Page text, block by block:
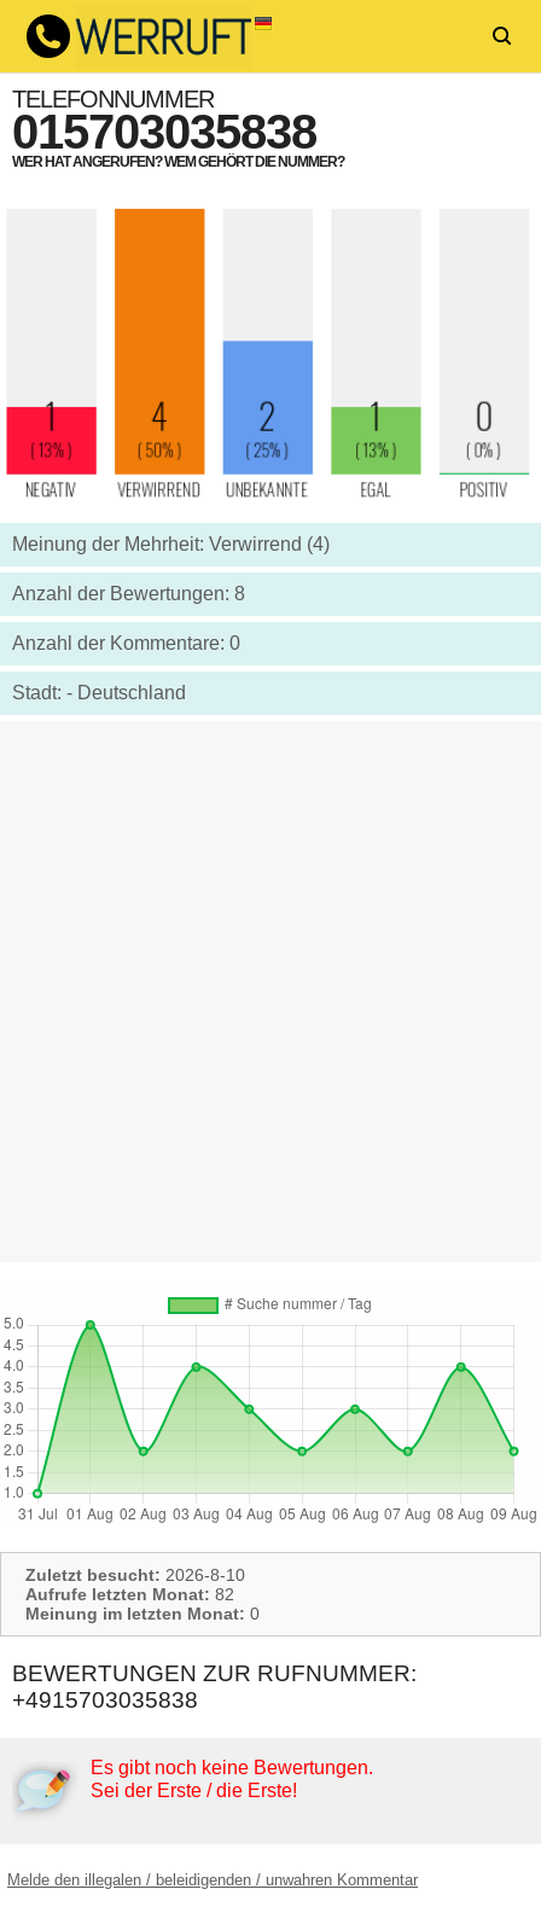
TELEFONNUMMER
015703035838
WER HAT ANGERUFEN? WEM GEHÖRT DIE NUMMER?
Meinung der Mehrheit: Verwirrend (4)
Anzahl der Bewertungen: 8
Anzahl der Kommentare: 0
Stadt: - Deutschland
Zuletzt besucht: 2026-8-10
Aufrufe letzten Monat: 82
Meinung im letzten Monat: 0
BEWERTUNGEN ZUR RUFNUMMER:
+4915703035838
Es gibt noch keine Bewertungen.
Sei der Erste / die Erste!
Melde den illegalen / beleidigenden / unwahren Kommentar